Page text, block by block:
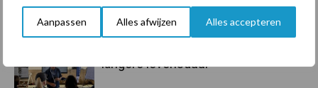
Aanpassen Alles afwijzen Alles accepteren
Nederlandse markt
langere levensduur